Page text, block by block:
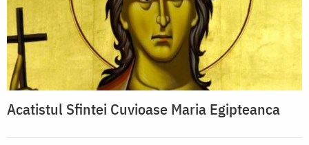
Acatistul Sfintei Cuvioase Maria Egipteanca